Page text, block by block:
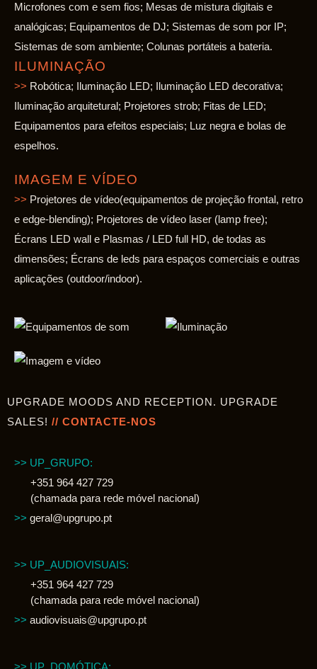
Microfones com e sem fios; Mesas de mistura digitais e
analógicas; Equipamentos de DJ; Sistemas de som por IP;
Sistemas de som ambiente; Colunas portáteis a bateria.
ILUMINAÇÃO
>> Robótica; Iluminação LED; Iluminação LED decorativa;
Iluminação arquitetural; Projetores strob; Fitas de LED;
Equipamentos para efeitos especiais; Luz negra e bolas de
espelhos.
IMAGEM E VÍDEO
>> Projetores de vídeo(equipamentos de projeção frontal, retro
e edge-blending); Projetores de vídeo laser (lamp free);
Écrans LED wall e Plasmas / LED full HD, de todas as
dimensões; Écrans de leds para espaços comerciais e outras
aplicações (outdoor/indoor).
UPGRADE MOODS AND RECEPTION. UPGRADE
SALES! // CONTACTE-NOS
>> UP_GRUPO:
+351 964 427 729
(chamada para rede móvel nacional)
>> geral@upgrupo.pt
>> UP_AUDIOVISUAIS:
+351 964 427 729
(chamada para rede móvel nacional)
>> audiovisuais@upgrupo.pt